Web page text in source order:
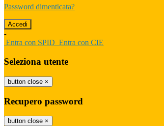
Password dimenticata?
-
Entra con SPID Entra con CIE
Seleziona utente
button close ×
Recupero password
button close ×